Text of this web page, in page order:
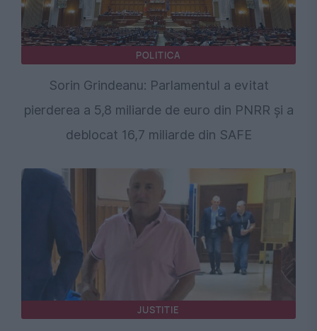
POLITICA
Sorin Grindeanu: Parlamentul a evitat
pierderea a 5,8 miliarde de euro din PNRR și a
deblocat 16,7 miliarde din SAFE
JUSTITIE